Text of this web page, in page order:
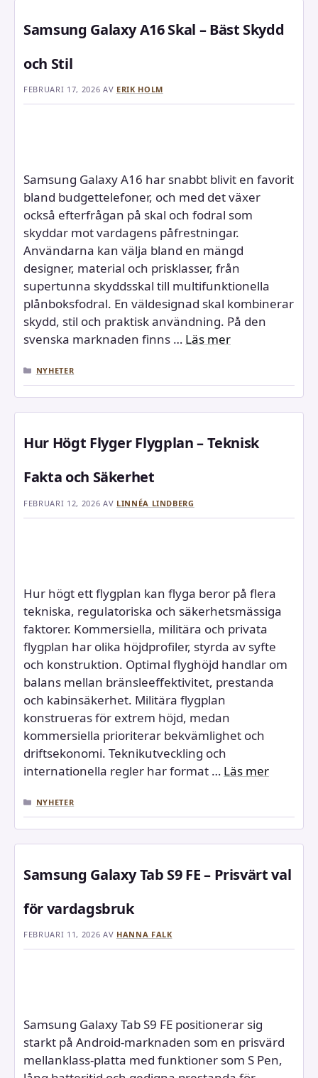
Samsung Galaxy A16 Skal – Bäst Skydd
och Stil
FEBRUARI 17, 2026 AV ERIK HOLM
Samsung Galaxy A16 har snabbt blivit en favorit
bland budgettelefoner, och med det växer
också efterfrågan på skal och fodral som
skyddar mot vardagens påfrestningar.
Användarna kan välja bland en mängd
designer, material och prisklasser, från
supertunna skyddsskal till multifunktionella
plånboksfodral. En väldesignad skal kombinerar
skydd, stil och praktisk användning. På den
svenska marknaden finns … Läs mer
KATEGORIER
NYHETER
Hur Högt Flyger Flygplan – Teknisk
Fakta och Säkerhet
FEBRUARI 12, 2026 AV LINNÉA LINDBERG
Hur högt ett flygplan kan flyga beror på flera
tekniska, regulatoriska och säkerhetsmässiga
faktorer. Kommersiella, militära och privata
flygplan har olika höjdprofiler, styrda av syfte
och konstruktion. Optimal flyghöjd handlar om
balans mellan bränsleeffektivitet, prestanda
och kabinsäkerhet. Militära flygplan
konstrueras för extrem höjd, medan
kommersiella prioriterar bekvämlighet och
driftsekonomi. Teknikutveckling och
internationella regler har format … Läs mer
KATEGORIER
NYHETER
Samsung Galaxy Tab S9 FE – Prisvärt val
för vardagsbruk
FEBRUARI 11, 2026 AV HANNA FALK
Samsung Galaxy Tab S9 FE positionerar sig
starkt på Android-marknaden som en prisvärd
mellanklass-platta med funktioner som S Pen,